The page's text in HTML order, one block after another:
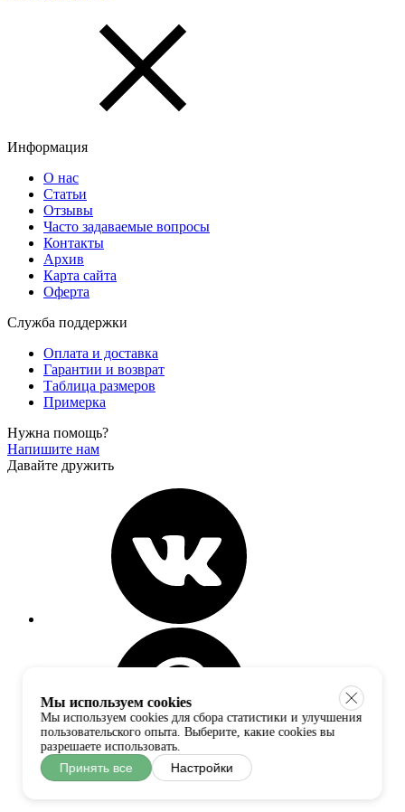
Информация
О нас
Статьи
Отзывы
Часто задаваемые вопросы
Контакты
Архив
Карта сайта
Оферта
Служба поддержки
Оплата и доставка
Гарантии и возврат
Таблица размеров
Примерка
Нужна помощь?
Напишите нам
Давайте дружить
Мы используем cookies
Мы используем cookies для сбора статистики и улучшения
пользовательского опыта. Выберите, какие cookies вы
разрешаете использовать.
Принять все Настройки